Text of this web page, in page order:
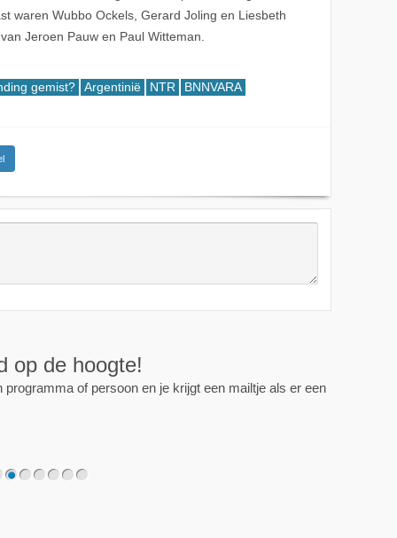
waren Wubbo Ockels, Gerard Joling en Liesbeth
Jeroen Pauw en Paul Witteman.
gemist? Argentinië NTR BNNVARA
op de hoogte!
programma of persoon en je krijgt een mailtje als er een